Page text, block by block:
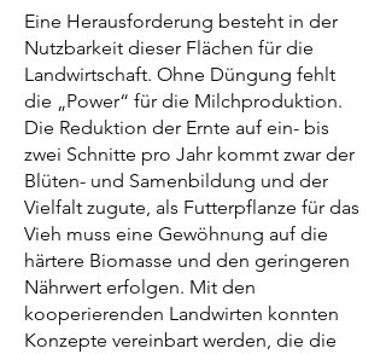
Eine Herausforderung besteht in der
Nutzbarkeit dieser Flächen für die
Landwirtschaft. Ohne Düngung fehlt
die „Power“ für die Milchproduktion.
Die Reduktion der Ernte auf ein- bis
zwei Schnitte pro Jahr kommt zwar der
Blüten- und Samenbildung und der
Vielfalt zugute, als Futterpflanze für das
Vieh muss eine Gewöhnung auf die
härtere Biomasse und den geringeren
Nährwert erfolgen. Mit den
kooperierenden Landwirten konnten
Konzepte vereinbart werden, die die